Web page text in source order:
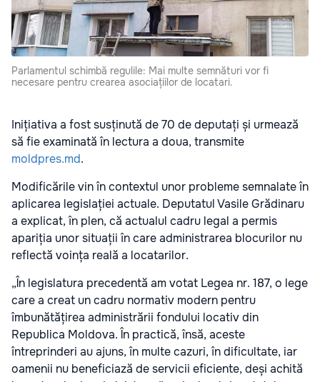
Parlamentul schimbă regulile: Mai multe semnături vor fi
necesare pentru crearea asociațiilor de locatari.
Inițiativa a fost susținută de 70 de deputați și urmează
să fie examinată în lectura a doua, transmite
moldpres.md.
Modificările vin în contextul unor probleme semnalate în
aplicarea legislației actuale. Deputatul Vasile Grădinaru
a explicat, în plen, că actualul cadru legal a permis
apariția unor situații în care administrarea blocurilor nu
reflectă voința reală a locatarilor.
„În legislatura precedentă am votat Legea nr. 187, o lege
care a creat un cadru normativ modern pentru
îmbunătățirea administrării fondului locativ din
Republica Moldova. În practică, însă, aceste
întreprinderi au ajuns, în multe cazuri, în dificultate, iar
oamenii nu beneficiază de servicii eficiente, deși achită